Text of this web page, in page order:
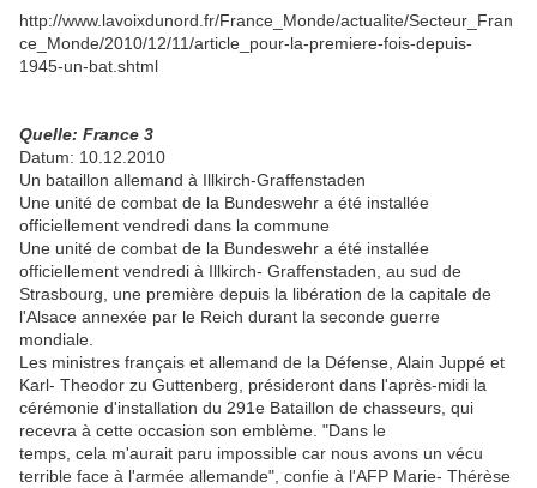
http://www.lavoixdunord.fr/France_Monde/actualite/Secteur_Fran
ce_Monde/2010/12/11/article_pour-la-premiere-fois-depuis-
1945-un-bat.shtml
Quelle: France 3
Datum: 10.12.2010
Un bataillon allemand à Illkirch-Graffenstaden
Une unité de combat de la Bundeswehr a été installée
officiellement vendredi dans la commune
Une unité de combat de la Bundeswehr a été installée
officiellement vendredi à Illkirch- Graffenstaden, au sud de
Strasbourg, une première depuis la libération de la capitale de
l'Alsace annexée par le Reich durant la seconde guerre
mondiale.
Les ministres français et allemand de la Défense, Alain Juppé et
Karl- Theodor zu Guttenberg, présideront dans l'après-midi la
cérémonie d'installation du 291e Bataillon de chasseurs, qui
recevra à cette occasion son emblème. "Dans le
temps, cela m'aurait paru impossible car nous avons un vécu
terrible face à l'armée allemande", confie à l'AFP Marie- Thérèse